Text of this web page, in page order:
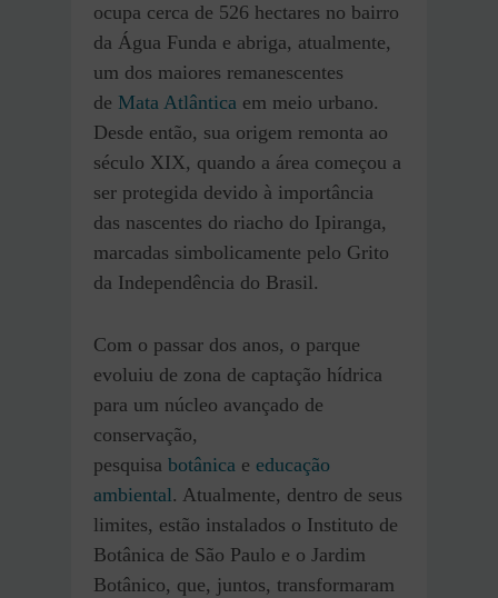
ocupa cerca de 526 hectares no bairro
da Água Funda e abriga, atualmente,
um dos maiores remanescentes
de Mata Atlântica em meio urbano.
Desde então, sua origem remonta ao
século XIX, quando a área começou a
ser protegida devido à importância
das nascentes do riacho do Ipiranga,
marcadas simbolicamente pelo Grito
da Independência do Brasil.
Com o passar dos anos, o parque
evoluiu de zona de captação hídrica
para um núcleo avançado de
conservação,
pesquisa botânica e educação
ambiental. Atualmente, dentro de seus
limites, estão instalados o Instituto de
Botânica de São Paulo e o Jardim
Botânico, que, juntos, transformaram